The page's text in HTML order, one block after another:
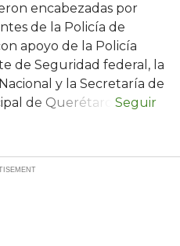
encabezadas por
de la Policía de
apoyo de la Policía
de Seguridad federal, la
y la Secretaría de
de Querétaro.